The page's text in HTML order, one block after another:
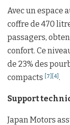
Avec un espace
coffre de 470
passagers,
confort. Ce
de 23% des
compacts
[7] [4] .
Support
Japan Motors